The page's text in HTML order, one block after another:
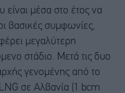
είναι μέσα στο έτος να
βασικές συμφωνίες,
μεγαλύτερη
στάδιο. Μετά τις δυο
γενομένης από το
σε Αλβανία (1 bcm